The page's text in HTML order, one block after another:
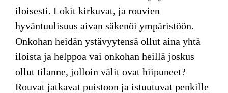
iloisesti. Lokit kirkuvat, ja rouvien
hyväntuulisuus aivan säkenöi ympäristöön.
Onkohan heidän ystävyytensä ollut aina yhtä
iloista ja helppoa vai onkohan heillä joskus
ollut tilanne, jolloin välit ovat hiipuneet?
Rouvat jatkavat puistoon ja istuutuvat penkille